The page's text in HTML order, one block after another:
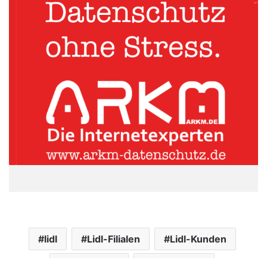
lidl Lidl-Filialen Lidl-Kunden